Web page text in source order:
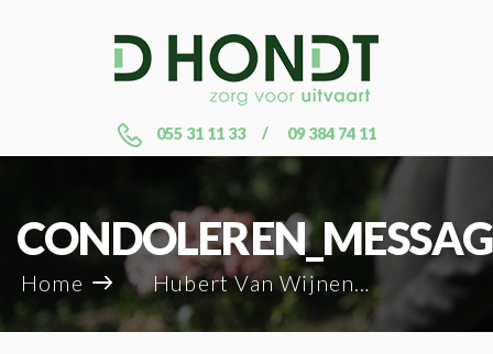
055 31 11 33 09 384 74 11
Home Hubert Van Wijnendaele_84444